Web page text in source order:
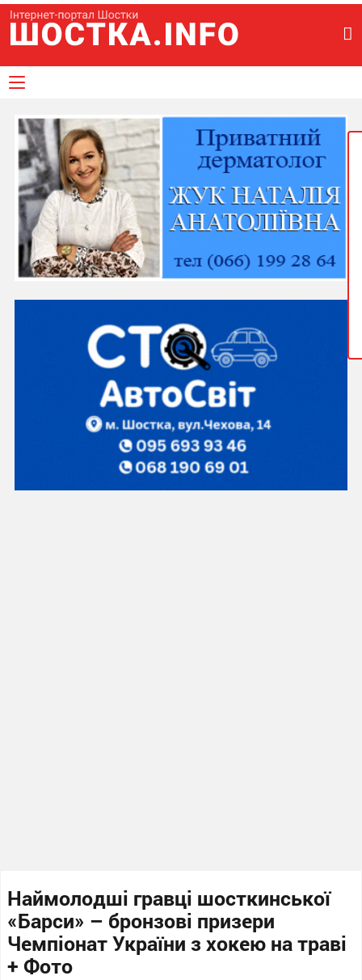
Наймолодші гравці шосткинської
«Барси» – бронзові призери
Чемпіонат України з хокею на траві
+ Фото